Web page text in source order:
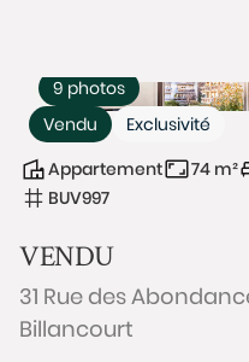
Vendu Exclusivité
9 photos
Appartement 74 m²
BUV997
VENDU
31 Rue des
Billancourt